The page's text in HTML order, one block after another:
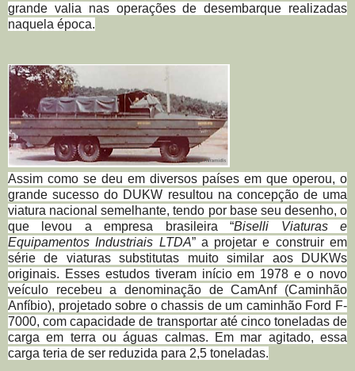
grande valia nas operações de desembarque realizadas
naquela época.
Assim como se deu em diversos países em que operou, o
grande sucesso do DUKW resultou na concepção de uma
viatura nacional semelhante, tendo por base seu desenho, o
que levou a empresa brasileira “Biselli Viaturas e
Equipamentos Industriais LTDA” a projetar e construir em
série de viaturas substitutas muito similar aos DUKWs
originais. Esses estudos tiveram início em 1978 e o novo
veículo recebeu a denominação de CamAnf (Caminhão
Anfíbio), projetado sobre o chassis de um caminhão Ford F-
7000, com capacidade de transportar até cinco toneladas de
carga em terra ou águas calmas. Em mar agitado, essa
carga teria de ser reduzida para 2,5 toneladas.